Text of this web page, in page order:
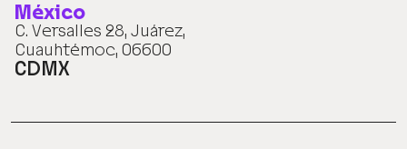
México
C. Versalles 28, Juárez,
Cuauhtémoc, 06600
CDMX